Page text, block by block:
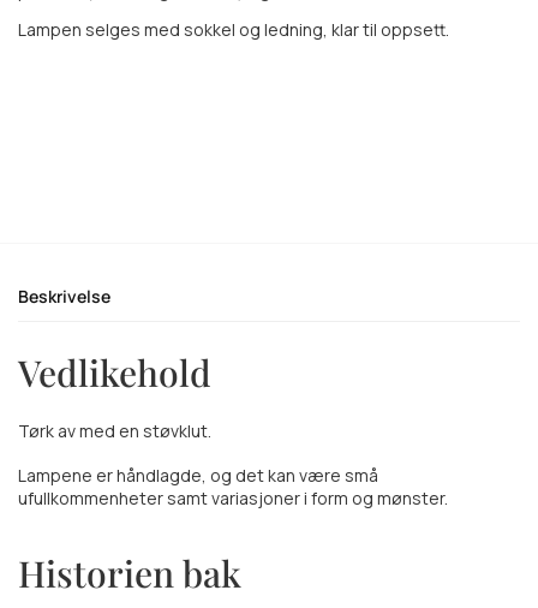
Lampen selges med sokkel og ledning, klar til oppsett.
Beskrivelse
Vedlikehold
Tørk av med en støvklut.
Lampene er håndlagde, og det kan være små
ufullkommenheter samt variasjoner i form og mønster.
Historien bak